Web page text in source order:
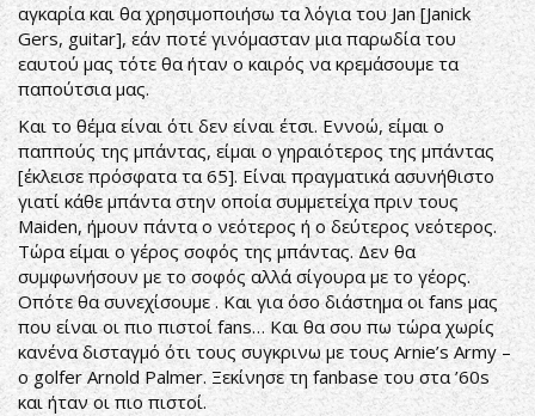
αγκαρία και θα χρησιμοποιήσω τα λόγια του Jan [Janick
Gers, guitar], εάν ποτέ γινόμασταν μια παρωδία του
εαυτού μας τότε θα ήταν ο καιρός να κρεμάσουμε τα
παπούτσια μας.
Και το θέμα είναι ότι δεν είναι έτσι. Εννοώ, είμαι ο
παππούς της μπάντας, είμαι ο γηραιότερος της μπάντας
[έκλεισε πρόσφατα τα 65]. Είναι πραγματικά ασυνήθιστο
γιατί κάθε μπάντα στην οποία συμμετείχα πριν τους
Maiden, ήμουν πάντα ο νεότερος ή ο δεύτερος νεότερος.
Τώρα είμαι ο γέρος σοφός της μπάντας. Δεν θα
συμφωνήσουν με το σοφός αλλά σίγουρα με το γέορς.
Οπότε θα συνεχίσουμε . Και για όσο διάστημα οι fans μας
που είναι οι πιο πιστοί fans… Και θα σου πω τώρα χωρίς
κανένα δισταγμό ότι τους συγκρινω με τους Arnie’s Army –
ο golfer Arnold Palmer. Ξεκίνησε τη fanbase του στα ’60s
και ήταν οι πιο πιστοί.